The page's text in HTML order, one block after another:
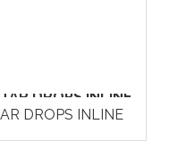
DROPS INLINE
DROPS INLINE